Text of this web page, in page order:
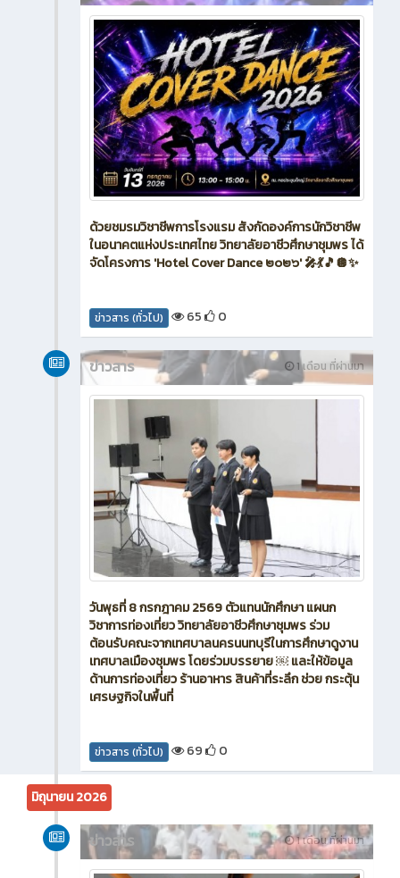
ข่าวสาร (ทั่วไป) 53 0
1 เดือน ที่ผ่านมา
ข่าวสาร
ในอนาคตแห่งประเทศไทย วิทยาลัยอาชีวศึกษาชุมพร ได้
จัดโครงการ 'Hotel Cover Dance ๒๐๒๖' 🎤💃🎵🪩✨
ข่าวสาร (ทั่วไป) 65 0
ข่าวสาร
วันพุธที่ 8 กรกฎาคม 2569 ตัวแทนนักศึกษา แผนก
วิชาการท่องเที่ยว วิทยาลัยอาชีวศึกษาชุมพร ร่วม
ด้านการท่องเที่ยว ร้านอาหาร สินค้าที่ระลึก ช่วย กระตุ้น
เศรษฐกิจในพื้นที่
ข่าวสาร (ทั่วไป) 69 0
มิถุนายน 2026